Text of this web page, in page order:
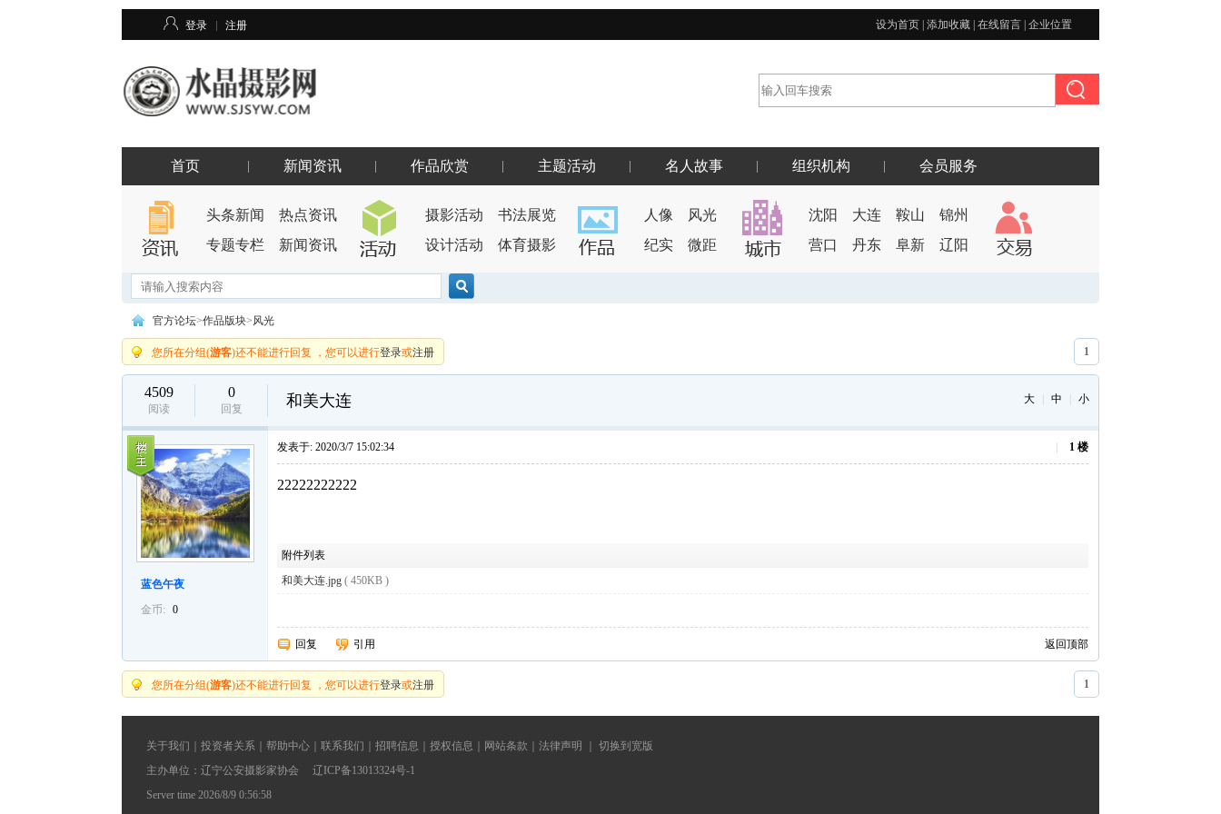
登录 注册 设为首页| 添加收藏| 在线留言| 企业位置
首页 新闻资讯 作品欣赏 主题活动 名人故事 组织机构 会员服务
头条新闻
热点资讯
专题专栏
新闻资讯
摄影活动
书法展览
设计活动
体育摄影
人像
风光
纪实
微距
沈阳 大连 鞍山
锦州
营口
丹东 阜新 辽阳
Notify
官方论坛>作品版块>风光
您所在分组(游客)还不能进行回复 ，您可以进行登录或注册 1
4509
阅读
0
回复 和美大连 大 中 小
蓝色午夜
金币:
0
发表于:2020/3/7 15:02:34 1 楼
22222222222
附件列表
和美大连.jpg ( 450KB )
回复 引用 返回顶部
您所在分组(游客)还不能进行回复 ，您可以进行登录或注册 1
关于我们 ｜投资者关系 ｜帮助中心 ｜联系我们 ｜招聘信息 ｜授权信息｜ 网站条款｜法律声明 ｜切换到宽版
主办单位：辽宁公安摄影家协会 辽ICP备13013324号-1
Server time 2026/8/9 0:56:58